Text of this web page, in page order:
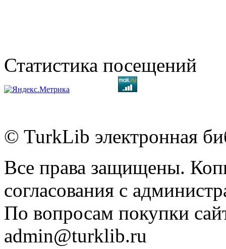
Статистика посещений
© TurkLib электронная
Все права защищены.
согласования с
По вопросам покупки
admin@turklib.ru